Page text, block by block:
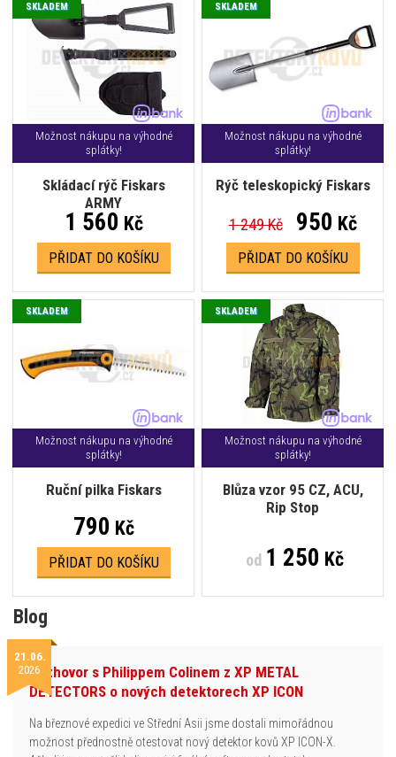
Možnost nákupu na výhodné
splátky!
Skládací rýč Fiskars
ARMY
SKLADEM
1 560 Kč
PŘIDAT DO KOŠÍKU
Možnost nákupu na výhodné
splátky!
Rýč teleskopický Fiskars
SKLADEM
1 249 Kč 950 Kč
PŘIDAT DO KOŠÍKU
Možnost nákupu na výhodné
splátky!
Ruční pilka Fiskars
SKLADEM
790 Kč
PŘIDAT DO KOŠÍKU
Možnost nákupu na výhodné
splátky!
Blůza vzor 95 CZ, ACU,
Rip Stop
SKLADEM
od1 250 Kč
Blog
21.06.
2026Rozhovor s Philippem Colinem z XP METAL
DETECTORS o nových detektorech XP ICON
Na březnové expedici ve Střední Asii jsme dostali mimořádnou
možnost přednostně otestovat nový detektor kovů XP ICON-X.